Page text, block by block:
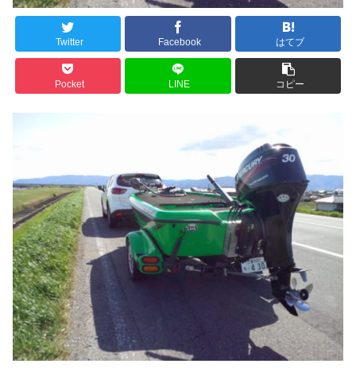
Twitter Facebook はてブ
Pocket LINE コピー